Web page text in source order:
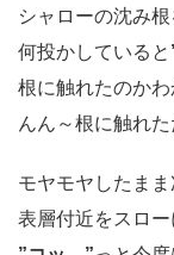
シャローの沈み
何投かしていると
根に触れたのか
んん～根に触れた
モヤモヤしたまま
表層付近をスロ